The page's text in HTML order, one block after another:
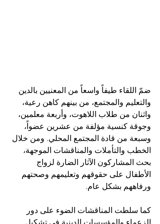
ضمّ اللقاء طيفاً واسعاً من المعنيين بالدين
والتعليم والمجتمع، من بينهم كاهن رعية،
واثنان من طلاب اللاهوت، وأربعة معلمين،
وجوقة كنسية مؤلفة من عشرين عضواً،
وسبعة من قادة المجتمع المحلي. ومن خلال
الخطب والتأملات والمناقشات الموجهة،
بحث المشاركون الآثار الضارة لزواج
الأطفال على حقوقهم وتعليمهم وصحتهم
ورفاههم بشكل عام.
كما سلطت المناقشات الضوء على دور